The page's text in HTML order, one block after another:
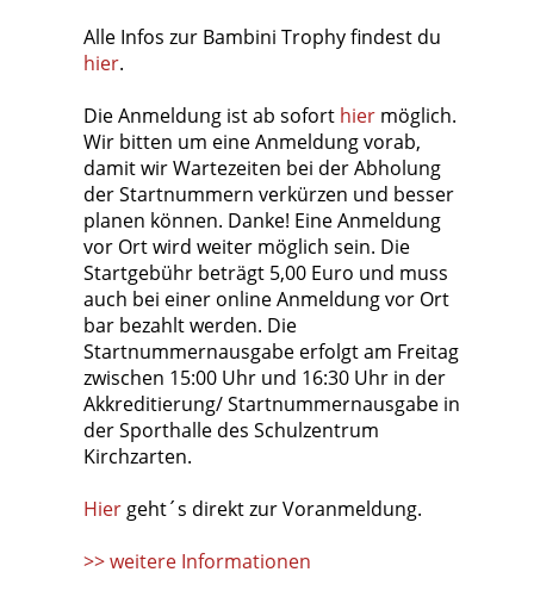
Alle Infos zur Bambini Trophy findest du
hier.
Die Anmeldung ist ab sofort hier möglich.
Wir bitten um eine Anmeldung vorab,
damit wir Wartezeiten bei der Abholung
der Startnummern verkürzen und besser
planen können. Danke! Eine Anmeldung
vor Ort wird weiter möglich sein. Die
Startgebühr beträgt 5,00 Euro und muss
auch bei einer online Anmeldung vor Ort
bar bezahlt werden. Die
Startnummernausgabe erfolgt am Freitag
zwischen 15:00 Uhr und 16:30 Uhr in der
Akkreditierung/ Startnummernausgabe in
der Sporthalle des Schulzentrum
Kirchzarten.
Hier geht´s direkt zur Voranmeldung.
>> weitere Informationen